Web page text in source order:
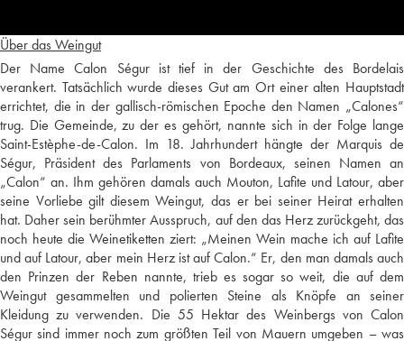
Über das Weingut
Der Name Calon Ségur ist tief in der Geschichte des Bordelais
verankert. Tatsächlich wurde dieses Gut am Ort einer alten Hauptstadt
errichtet, die in der gallisch-römischen Epoche den Namen „Calones“
trug. Die Gemeinde, zu der es gehört, nannte sich in der Folge lange
Saint-Estèphe-de-Calon. Im 18. Jahrhundert hängte der Marquis de
Ségur, Präsident des Parlaments von Bordeaux, seinen Namen an
„Calon“ an. Ihm gehören damals auch Mouton, Lafite und Latour, aber
seine Vorliebe gilt diesem Weingut, das er bei seiner Heirat erhalten
hat. Daher sein berühmter Ausspruch, auf den das Herz zurückgeht, das
noch heute die Weinetiketten ziert: „Meinen Wein mache ich auf Lafite
und auf Latour, aber mein Herz ist auf Calon.“ Er, den man damals auch
den Prinzen der Reben nannte, trieb es sogar so weit, die auf dem
Weingut gesammelten und polierten Steine als Knöpfe an seiner
Kleidung zu verwenden. Die 55 Hektar des Weinbergs von Calon
Ségur sind immer noch zum größten Teil von Mauern umgeben – was